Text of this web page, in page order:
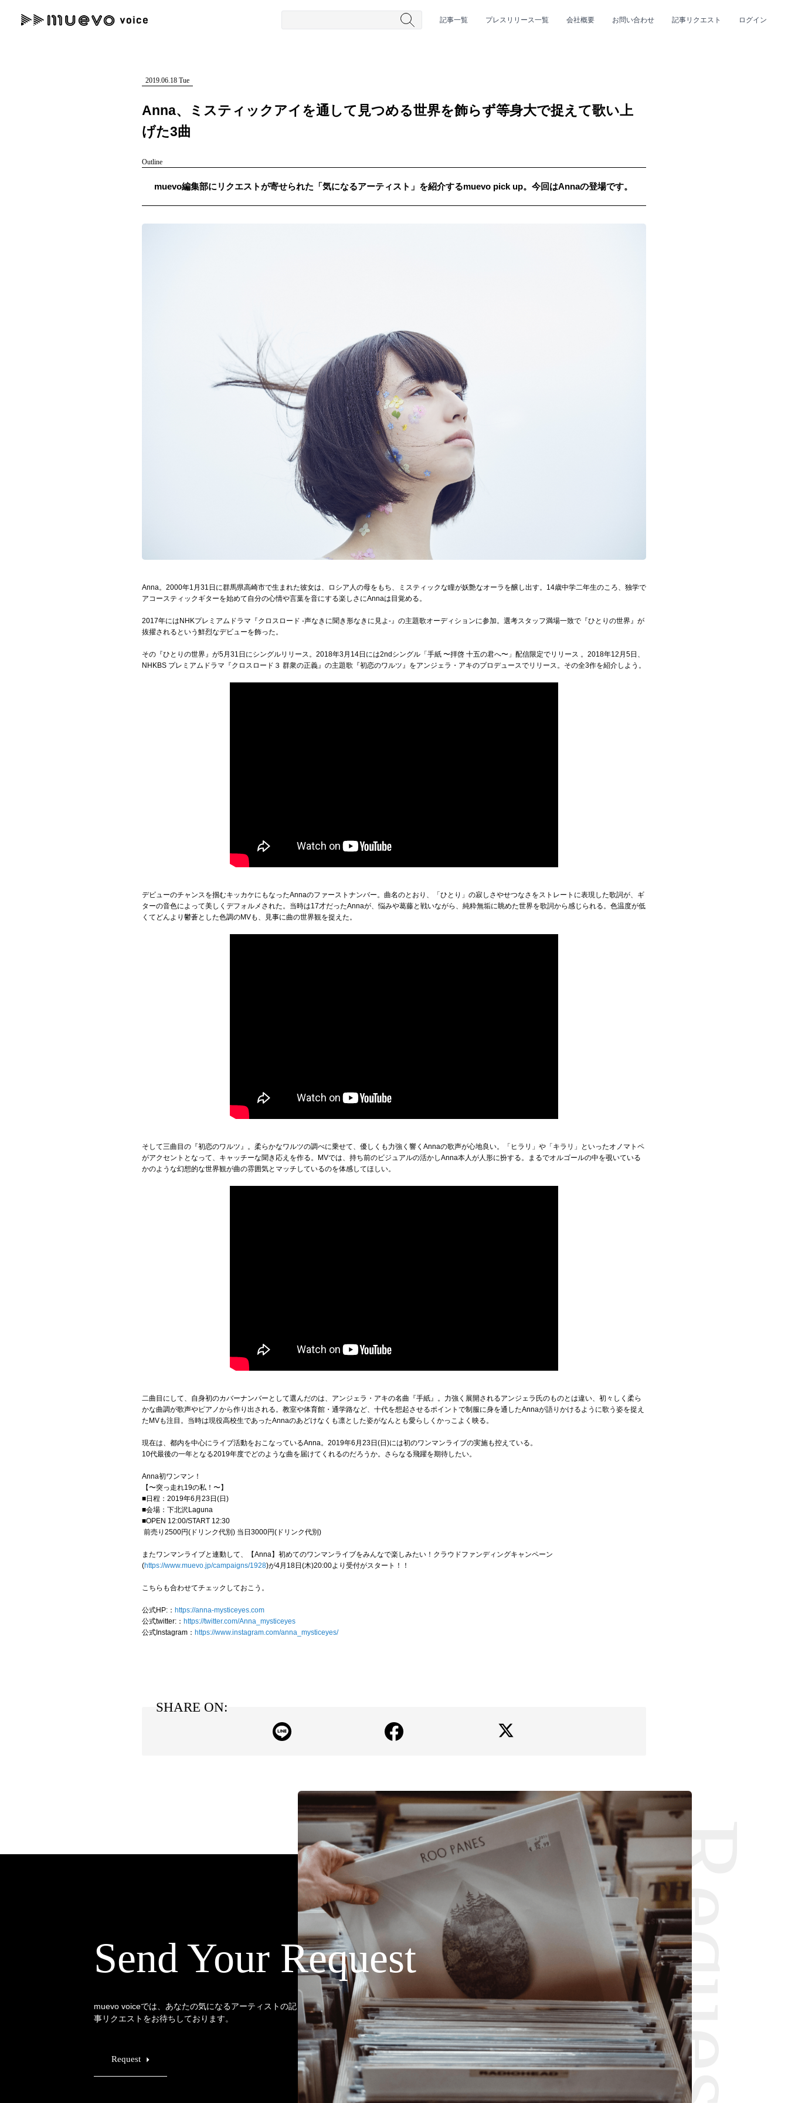
記事一覧 プレスリリース一覧 会社概要 お問い合わせ 記事リクエスト ログイン
#ロック #男性シンガー #HR/HM #女性シンガー #ヒップホップ #男性シンガーグループ #R&B/ソウル
"読者の声を形にする”音楽特化メディア
2019.06.18 Tue
Anna、ミスティックアイを通して見つめる世界を飾らず等身大で捉えて歌い上
げた3曲
Outline
muevo編集部にリクエストが寄せられた「気になるアーティスト」を紹介するmuevo pick up。今回はAnnaの登場です。
Anna。2000年1月31日に群馬県高崎市で生まれた彼女は、ロシア人の母をもち、ミスティックな瞳が妖艶なオーラを醸し出す。14歳中学二年生のころ、独学で
アコースティックギターを始めて自分の心情や言葉を音にする楽しさにAnnaは目覚める。
2017年にはNHKプレミアムドラマ『クロスロード -声なきに聞き形なきに見よ-』の主題歌オーディションに参加。選考スタッフ満場一致で『ひとりの世界』が
抜擢されるという鮮烈なデビューを飾った。
その『ひとりの世界』が5月31日にシングルリリース。2018年3月14日には2ndシングル「手紙 〜拝啓 十五の君へ〜」配信限定でリリース 。2018年12月5日、
NHKBS プレミアムドラマ『クロスロード３ 群衆の正義』の主題歌『初恋のワルツ』をアンジェラ・アキのプロデュースでリリース。その全3作を紹介しよう。
デビューのチャンスを掴むキッカケにもなったAnnaのファーストナンバー。曲名のとおり、「ひとり」の寂しさやせつなさをストレートに表現した歌詞が、ギ
ターの音色によって美しくデフォルメされた。当時は17才だったAnnaが、悩みや葛藤と戦いながら、純粋無垢に眺めた世界を歌詞から感じられる。色温度が低
くてどんより鬱蒼とした色調のMVも、見事に曲の世界観を捉えた。
そして三曲目の『初恋のワルツ』。柔らかなワルツの調べに乗せて、優しくも力強く響くAnnaの歌声が心地良い。「ヒラリ」や「キラリ」といったオノマトペ
がアクセントとなって、キャッチーな聞き応えを作る。MVでは、持ち前のビジュアルの活かしAnna本人が人形に扮する。まるでオルゴールの中を覗いている
かのような幻想的な世界観が曲の雰囲気とマッチしているのを体感してほしい。
二曲目にして、自身初のカバーナンバーとして選んだのは、アンジェラ・アキの名曲『手紙』。力強く展開されるアンジェラ氏のものとは違い、初々しく柔ら
かな曲調が歌声やピアノから作り出される。教室や体育館・通学路など、十代を想起させるポイントで制服に身を通したAnnaが語りかけるように歌う姿を捉え
たMVも注目。当時は現役高校生であったAnnaのあどけなくも凛とした姿がなんとも愛らしくかっこよく映る。
現在は、都内を中心にライブ活動をおこなっているAnna。2019年6月23日(日)には初のワンマンライブの実施も控えている。
10代最後の一年となる2019年度でどのような曲を届けてくれるのだろうか。さらなる飛躍を期待したい。
Anna初ワンマン！
【〜突っ走れ19の私！〜】
■日程：2019年6月23日(日)
■会場：下北沢Laguna
■OPEN 12:00/START 12:30
前売り2500円(ドリンク代別) 当日3000円(ドリンク代別)
またワンマンライブと連動して、【Anna】初めてのワンマンライブをみんなで楽しみたい！クラウドファンディングキャンペーン
(https://www.muevo.jp/campaigns/1928)が4月18日(木)20:00より受付がスタート！！
こちらも合わせてチェックしておこう。
公式HP:： https://anna-mysticeyes.com
公式twitter:： https://twitter.com/Anna_mysticeyes
公式Instagram： https://www.instagram.com/anna_mysticeyes/
SHARE ON:
Request
Send Your Request
muevo voiceでは、あなたの気になるアーティストの記
事リクエストをお待ちしております。
Request